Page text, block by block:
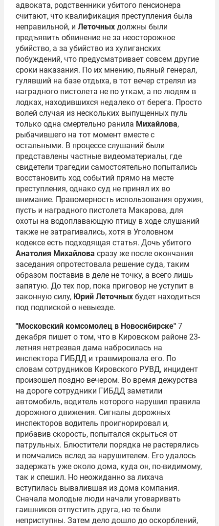
адвоката, родственники убитого пенсионера
считают, что квалификация преступления была
неправильной, и Леточных должны были
предъявить обвинение не за неосторожное
убийство, а за убийство из хулиганских
побуждений, что предусматривает совсем другие
сроки наказания. По их мнению, пьяный генерал,
гулявший на базе отдыха, в тот вечер стрелял из
наградного пистолета не по уткам, а по людям в
лодках, находившихся недалеко от берега. Просто
волей случая из нескольких выпущенных пуль
только одна смертельно ранила Михайлова,
рыбачившего на тот момент вместе с
остальными. В процессе слушаний были
представлены частные видеоматериалы, где
свидетели трагедии самостоятельно попытались
восстановить ход событий прямо на месте
преступления, однако суд не принял их во
внимание. Правомерность использования оружия,
пусть и наградного пистолета Макарова, для
охоты на водоплавающую птицу в ходе слушаний
также не затрагивались, хотя в Уголовном
кодексе есть подходящая статья. Дочь убитого
Анатолия Михайлова сразу же после окончания
заседания опротестовала решение суда, таким
образом поставив в деле не точку, а всего лишь
запятую. До тех пор, пока приговор не уступит в
законную силу, Юрий Леточных будет находиться
под подпиской о невыезде.
"Московский комсомолец в Новосибирске" 7
декабря пишет о том, что в Кировском районе 23-
летняя нетрезвая дама набросилась на
инспектора ГИБДД и травмировала его. По
словам сотрудников Кировского РУВД, инцидент
произошел поздно вечером. Во время дежурства
на дороге сотрудники ГИБДД заметили
автомобиль, водитель которого нарушил правила
дорожного движения. Сигналы дорожных
инспекторов водитель проигнорировал и,
прибавив скорость, попытался скрыться от
патрульных. Блюстители порядка не растерялись
и помчались вслед за нарушителем. Его удалось
задержать уже около дома, куда он, по-видимому,
так и спешил. Но неожиданно за лихача
вступилась вывалившая из дома компания.
Сначала молодые люди начали уговаривать
гаишников отпустить друга, но те были
неприступны. Затем дело дошло до оскорблений,